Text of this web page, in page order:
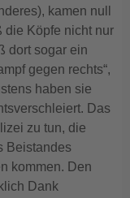
kamen null
die Köpfe nicht nur
dort sogar ein
gegen rechts“,
haben sie
Das
zu tun, die
Beistandes
kommen. Den
Dank